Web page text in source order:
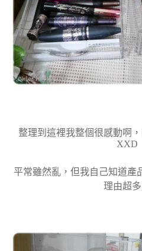
整理到這裡我整個很感動啊
XXD
平常雖然亂，但我自己知道產
理由超多